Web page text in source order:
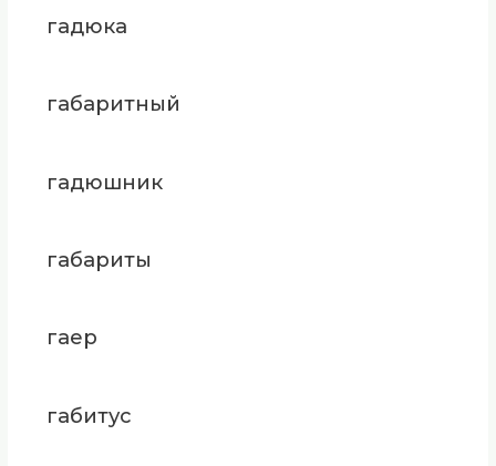
гадюка
габаритный
гадюшник
габариты
гаер
габитус